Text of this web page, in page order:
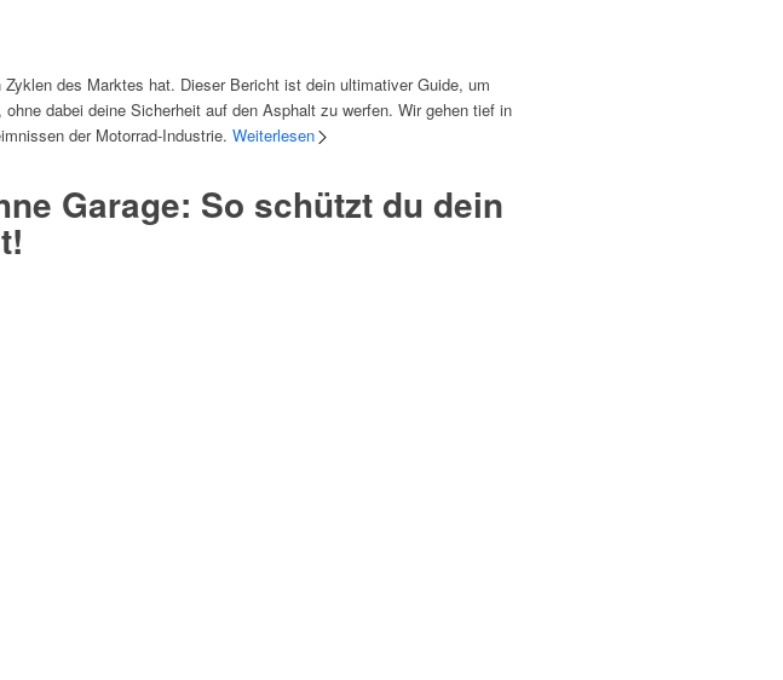
des Marktes hat. Dieser Bericht ist dein ultimativer Guide, um
dabei deine Sicherheit auf den Asphalt zu werfen. Wir gehen tief in
der Motorrad-Industrie. Weiterlesen
Garage: So schützt du dein